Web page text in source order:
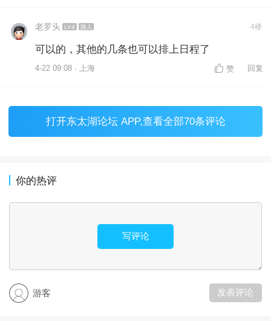
老罗头 LV4 路人 4楼
可以的，其他的几条也可以排上日程了
4-22 09:08 · 上海 赞 回复
打开东太湖论坛 APP,查看全部70条评论
你的热评
写评论
游客 发表评论